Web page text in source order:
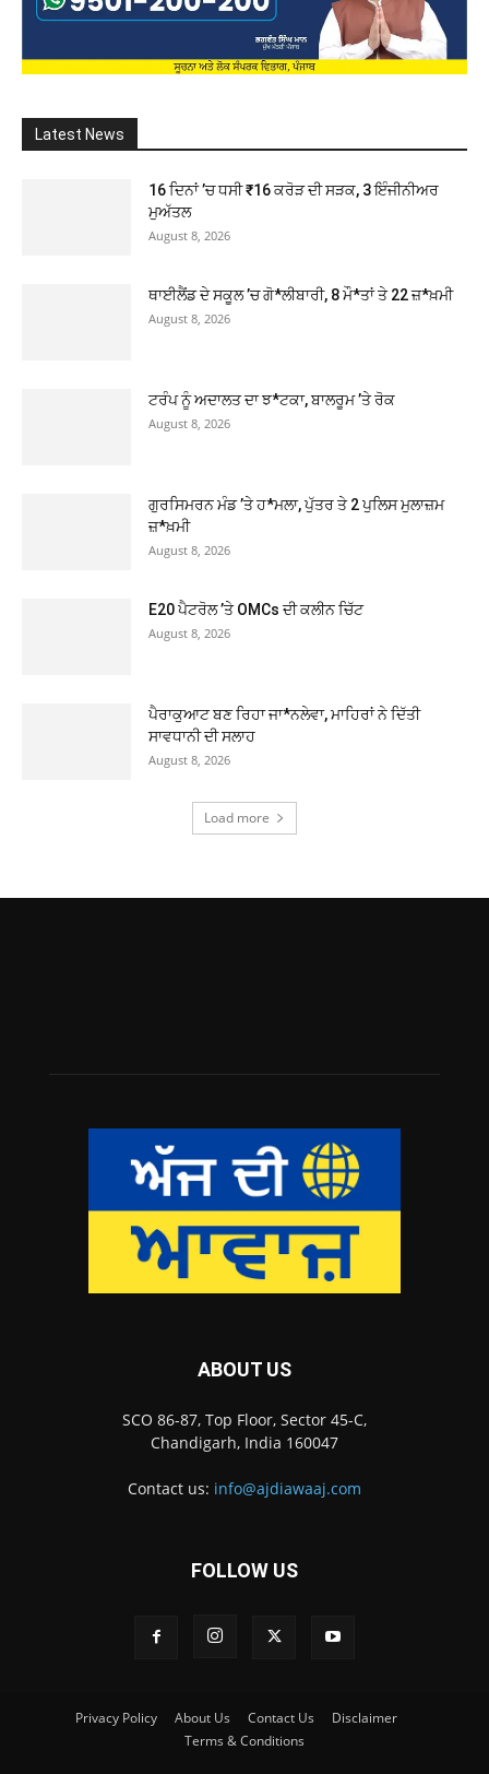
Latest News
16 ਦਿਨਾਂ ’ਚ ਧਸੀ ₹16 ਕਰੋੜ ਦੀ ਸੜਕ, 3 ਇੰਜੀਨੀਅਰ
ਮੁਅੱਤਲ
August 8, 2026
ਥਾਈਲੈਂਡ ਦੇ ਸਕੂਲ ’ਚ ਗੋ*ਲੀਬਾਰੀ, 8 ਮੌ*ਤਾਂ ਤੇ 22 ਜ਼*ਖ਼ਮੀ
August 8, 2026
ਟਰੰਪ ਨੂੰ ਅਦਾਲਤ ਦਾ ਝ*ਟਕਾ, ਬਾਲਰੂਮ ’ਤੇ ਰੋਕ
August 8, 2026
ਗੁਰਸਿਮਰਨ ਮੰਡ ’ਤੇ ਹ*ਮਲਾ, ਪੁੱਤਰ ਤੇ 2 ਪੁਲਿਸ ਮੁਲਾਜ਼ਮ
ਜ਼*ਖ਼ਮੀ
August 8, 2026
E20 ਪੈਟਰੋਲ ’ਤੇ OMCs ਦੀ ਕਲੀਨ ਚਿੱਟ
August 8, 2026
ਪੈਰਾਕੁਆਟ ਬਣ ਰਿਹਾ ਜਾ*ਨਲੇਵਾ, ਮਾਹਿਰਾਂ ਨੇ ਦਿੱਤੀ
ਸਾਵਧਾਨੀ ਦੀ ਸਲਾਹ
August 8, 2026
Load more
ABOUT US
SCO 86-87, Top Floor, Sector 45-C,
Chandigarh, India 160047
Contact us: info@ajdiawaaj.com
FOLLOW US
Privacy Policy About Us Contact Us
Disclaimer
Terms & Conditions